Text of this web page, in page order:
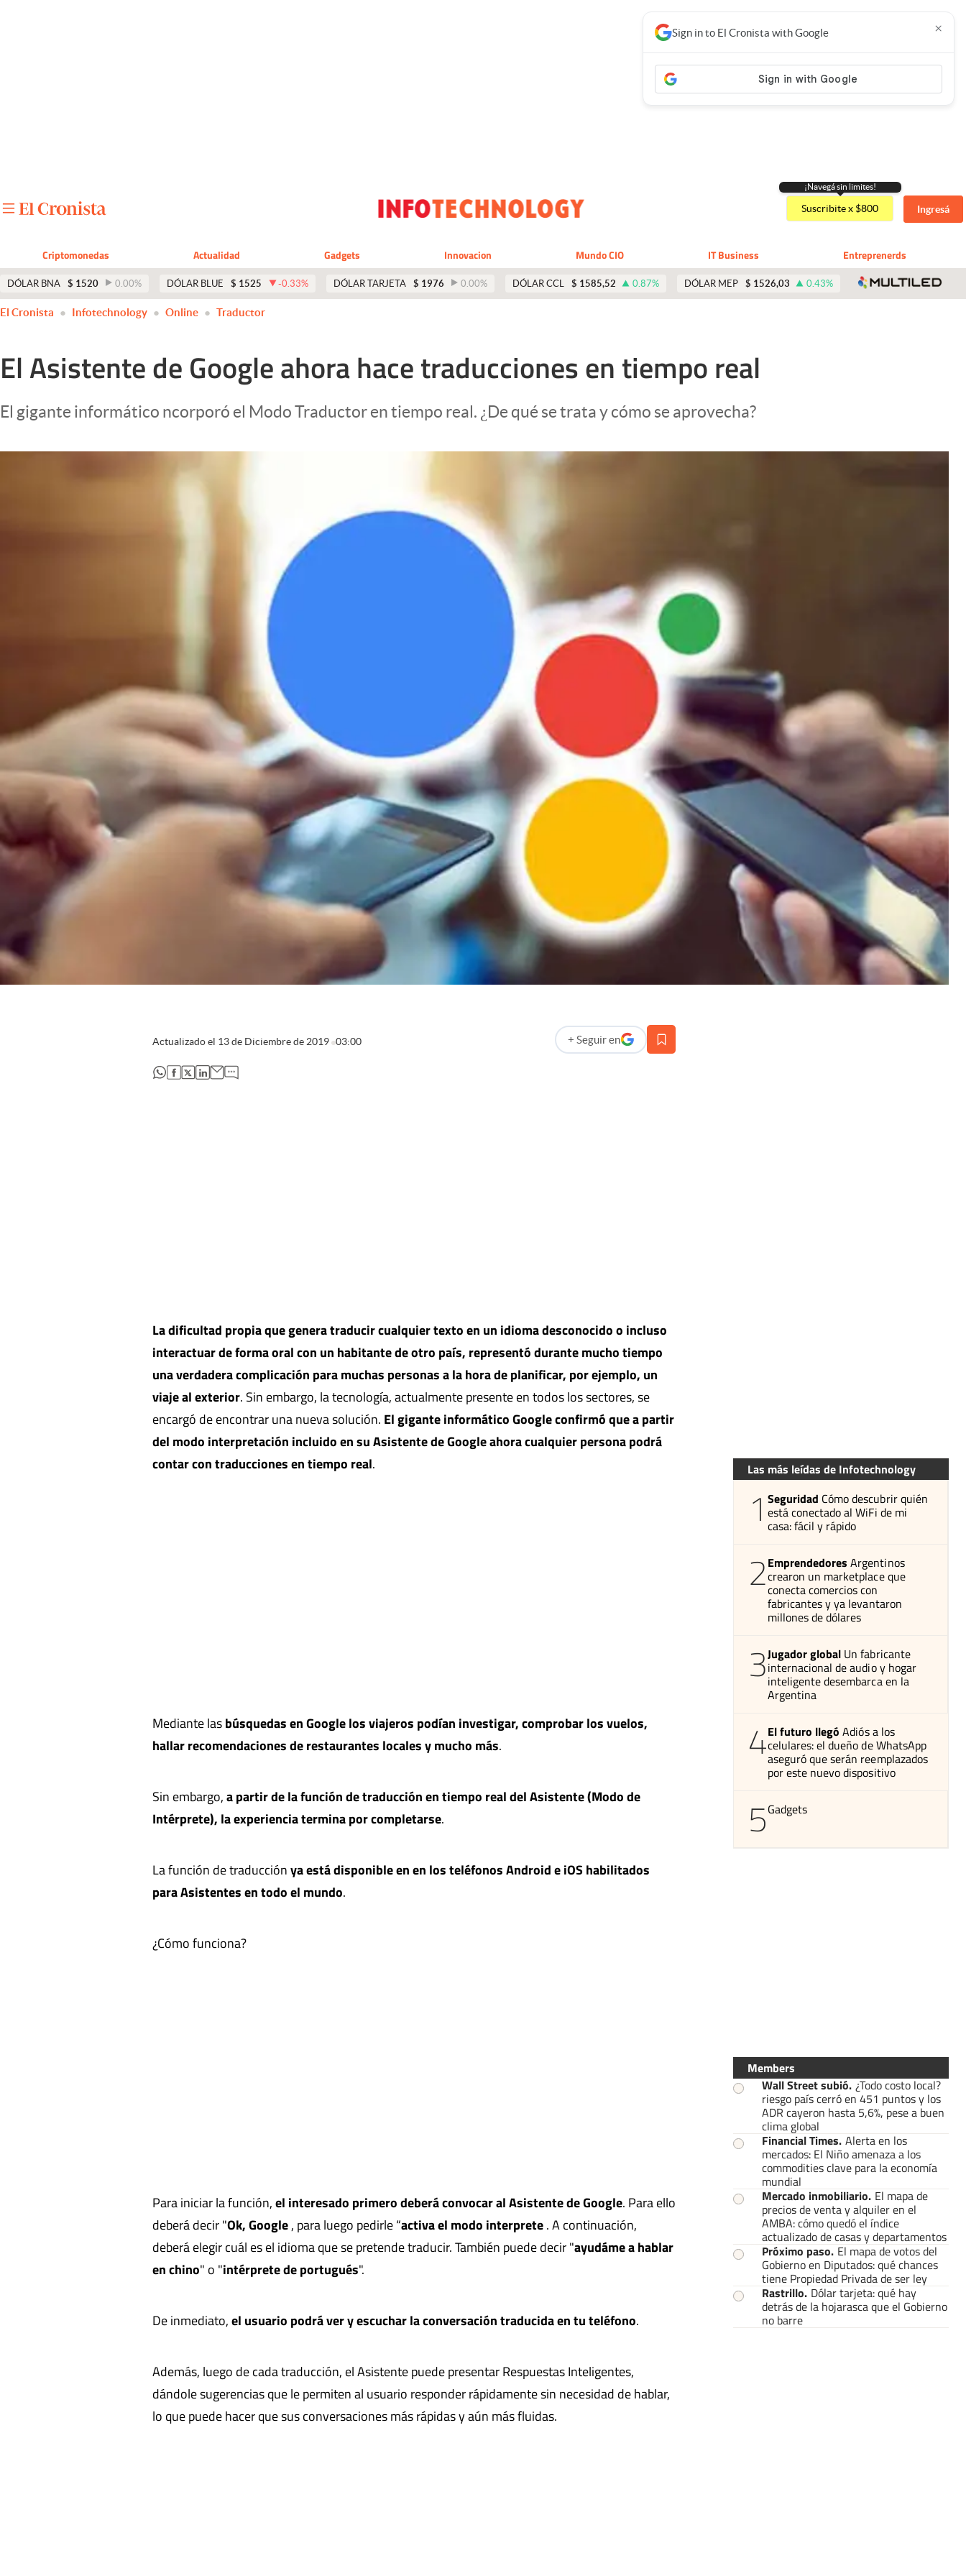
Apertura
Clase
Mundial 2026
¡Navegá sin limites!
Suscribite x $800 Ingresá
Criptomonedas Actualidad Gadgets Innovacion Mundo CIO IT Business Entreprenerds
DÓLAR BNA $ 1520 0.00% DÓLAR BLUE $ 1525 -0.33% DÓLAR TARJETA $ 1976 0.00% DÓLAR CCL $ 1585,52 0.87% DÓLAR MEP $ 1526,03 0.43%
Sign in to El Cronista with Google ×
El Cronista Infotechnology Online Traductor
El Asistente de Google ahora hace traducciones en tiempo real
El gigante informático ncorporó el Modo Traductor en tiempo real. ¿De qué se trata y cómo se aprovecha?
Actualizado el 13 de Diciembre de 2019 03:00 + Seguir en
abre en nueva pestaña
abre en nueva pestaña
abre en nueva pestaña
abre en nueva pestaña
abre en nueva pestaña
La dificultad propia que genera traducir cualquier texto en un idioma desconocido o incluso
interactuar de forma oral con un habitante de otro país, representó durante mucho tiempo
una verdadera complicación para muchas personas a la hora de planificar, por ejemplo, un
viaje al exterior. Sin embargo, la tecnología, actualmente presente en todos los sectores, se
encargó de encontrar una nueva solución. El gigante informático Google confirmó que a partir
del modo interpretación incluido en su Asistente de Google ahora cualquier persona podrá
contar con traducciones en tiempo real.
Mediante lasbúsquedas en Google los viajeros podían investigar, comprobar los vuelos,
hallar recomendaciones de restaurantes locales y mucho más.
Sin embargo,a partir de la función de traducción en tiempo real del Asistente (Modo de
Intérprete), la experiencia termina por completarse.
La función de traducciónya está disponible en en los teléfonos Android e iOS habilitados
para Asistentes en todo el mundo.
¿Cómo funciona?
Para iniciar la función,el interesado primero deberá convocar al Asistente de Google. Para ello
deberá decir "Ok, Google, para luego pedirle “activa el modo interprete. A continuación,
deberá elegir cuál es el idioma que se pretende traducir. También puede decir "ayudáme a hablar
en chino" o "intérprete de portugués".
De inmediato,el usuario podrá ver y escuchar la conversación traducida en tu teléfono.
Además, luego de cada traducción, el Asistente puede presentar Respuestas Inteligentes,
dándole sugerencias que le permiten al usuario responder rápidamente sin necesidad de hablar,
lo que puede hacer que sus conversaciones más rápidas y aún más fluidas.
Las más leídas de Infotechnology
1 Seguridad Cómo descubrir quién
está conectado al WiFi de mi
casa: fácil y rápido
2Emprendedores Argentinos
crearon un marketplace que
conecta comercios con
fabricantes y ya levantaron
millones de dólares
3Jugador global Un fabricante
internacional de audio y hogar
inteligente desembarca en la
Argentina
4El futuro llegó Adiós a los
celulares: el dueño de WhatsApp
aseguró que serán reemplazados
por este nuevo dispositivo
5Gadgets
Members
Wall Street subió. ¿Todo costo local?
riesgo país cerró en 451 puntos y los
ADR cayeron hasta 5,6%, pese a buen
clima global
Financial Times. Alerta en los
mercados: El Niño amenaza a los
commodities clave para la economía
mundial
Mercado inmobiliario. El mapa de
precios de venta y alquiler en el
AMBA: cómo quedó el índice
actualizado de casas y departamentos
Próximo paso. El mapa de votos del
Gobierno en Diputados: qué chances
tiene Propiedad Privada de ser ley
Rastrillo. Dólar tarjeta: qué hay
detrás de la hojarasca que el Gobierno
no barre